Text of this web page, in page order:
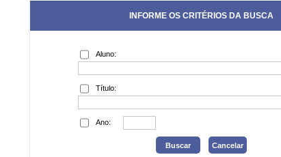
INFORME OS CRITÉRIOS DA BUSCA
Aluno:
Título:
Ano: